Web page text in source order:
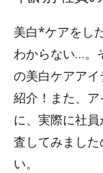
美白*ケアをし
わからない…。
の美白ケアア
紹介！また、
に、実際に社
査してみまし
い。